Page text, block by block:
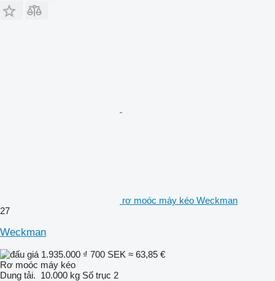
rơ moóc máy kéo Weckman
27
Weckman
1.935.000 ₫ 700 SEK ≈ 63,85 €
Rơ moóc máy kéo
Dung tải. 10.000 kg Số trục 2